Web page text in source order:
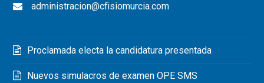
administracion@cfisiomurcia.com
Proclamada electa la candidatura presentada
Nuevos simulacros de examen OPE SMS